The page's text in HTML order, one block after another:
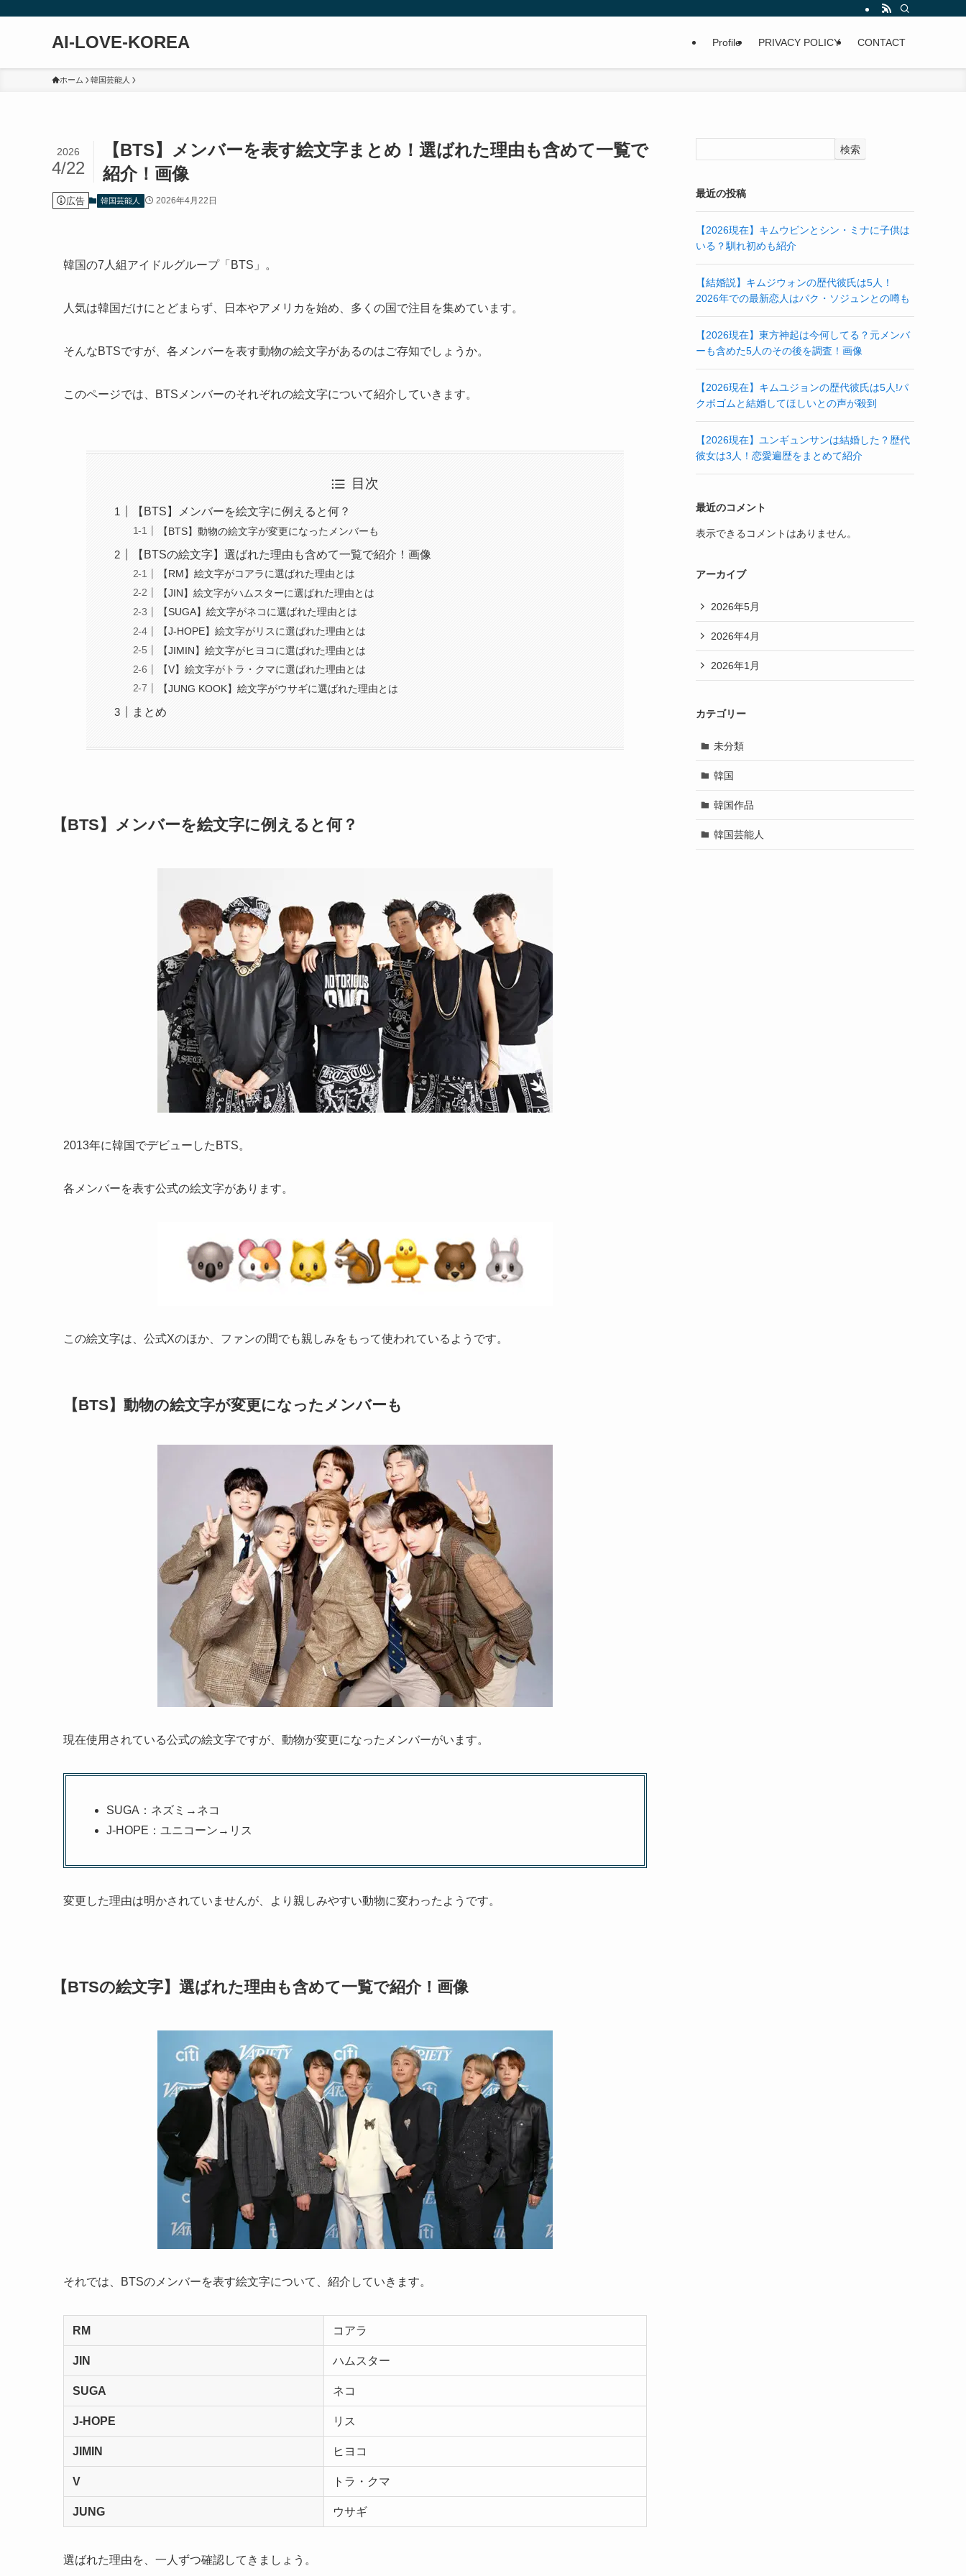
AI-LOVE-KOREA Profile PRIVACY POLICY CONTACT
ホーム 韓国芸能人
【BTS】メンバーを表す絵文字まとめ！選ばれた理由も含めて一覧で
紹介！画像
2026
4/22
広告 韓国芸能人 2026年4月22日
韓国の7人組アイドルグループ「BTS」。
人気は韓国だけにとどまらず、日本やアメリカを始め、多くの国で注目を集めています。
そんなBTSですが、各メンバーを表す動物の絵文字があるのはご存知でしょうか。
このページでは、BTSメンバーのそれぞれの絵文字について紹介していきます。
目次
【BTS】メンバーを絵文字に例えると何？
【BTS】動物の絵文字が変更になったメンバーも
【BTSの絵文字】選ばれた理由も含めて一覧で紹介！画像
【RM】絵文字がコアラに選ばれた理由とは
【JIN】絵文字がハムスターに選ばれた理由とは
【SUGA】絵文字がネコに選ばれた理由とは
【J-HOPE】絵文字がリスに選ばれた理由とは
【JIMIN】絵文字がヒヨコに選ばれた理由とは
【V】絵文字がトラ・クマに選ばれた理由とは
【JUNG KOOK】絵文字がウサギに選ばれた理由とは
まとめ
【BTS】メンバーを絵文字に例えると何？
2013年に韓国でデビューしたBTS。
各メンバーを表す公式の絵文字があります。
この絵文字は、公式Xのほか、ファンの間でも親しみをもって使われているようです。
【BTS】動物の絵文字が変更になったメンバーも
現在使用されている公式の絵文字ですが、動物が変更になったメンバーがいます。
SUGA：ネズミ→ネコ
J-HOPE：ユニコーン→リス
変更した理由は明かされていませんが、より親しみやすい動物に変わったようです。
【BTSの絵文字】選ばれた理由も含めて一覧で紹介！画像
それでは、BTSのメンバーを表す絵文字について、紹介していきます。
RM コアラ
JIN ハムスター
SUGA ネコ
J-HOPE リス
JIMIN ヒヨコ
V トラ・クマ
JUNG ウサギ
選ばれた理由を、一人ずつ確認してきましょう。
検索
最近の投稿
【2026現在】キムウビンとシン・ミナに子供は
いる？馴れ初めも紹介
【結婚説】キムジウォンの歴代彼氏は5人！
2026年での最新恋人はパク・ソジュンとの噂も
【2026現在】東方神起は今何してる？元メンバ
ーも含めた5人のその後を調査！画像
【2026現在】キムユジョンの歴代彼氏は5人!パ
クボゴムと結婚してほしいとの声が殺到
【2026現在】ユンギュンサンは結婚した？歴代
彼女は3人！恋愛遍歴をまとめて紹介
最近のコメント
表示できるコメントはありません。
アーカイブ
2026年5月
2026年4月
2026年1月
カテゴリー
未分類
韓国
韓国作品
韓国芸能人